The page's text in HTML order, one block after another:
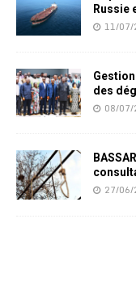
Russie
11/07/
des
08/07/
27/06/